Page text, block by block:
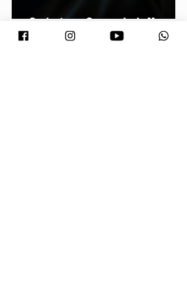
Conjuntura - O segredo de Moraes,
Lula e Alcolumbre